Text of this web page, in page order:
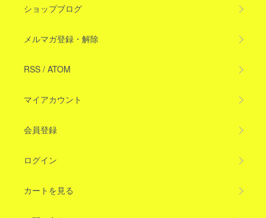
ショップブログ
メルマガ登録・解除
RSS / ATOM
マイアカウント
会員登録
ログイン
カートを見る